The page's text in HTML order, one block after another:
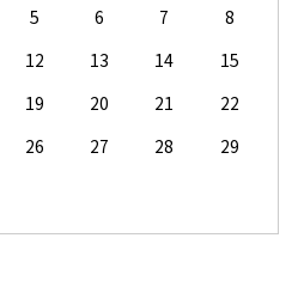
5 6 7
8
12 13 14
15
19 20 21
22
26 27 28
29